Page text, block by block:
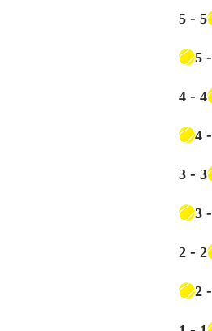
5 - 5
5 -
4 - 4
4 -
3 - 3
3 -
2 - 2
2 -